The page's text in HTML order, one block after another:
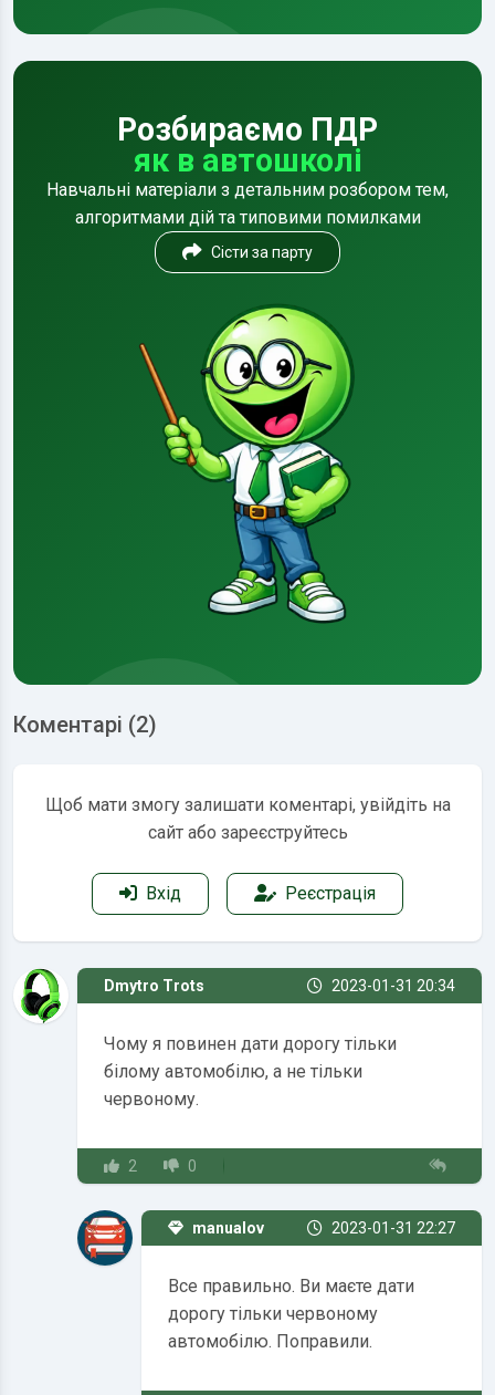
Розбираємо ПДР
як в автошколі
Навчальні матеріали з детальним розбором тем,
алгоритмами дій та типовими помилками
Сісти за парту
Коментарі (2)
Щоб мати змогу залишати коментарі, увійдіть на
сайт або зареєструйтесь
Вхід Реєстрація
Dmytro Trots 2023-01-31 20:34
Чому я повинен дати дорогу тільки
білому автомобілю, а не тільки
червоному.
2 0
manualov.net 2023-01-31 22:27
Все правильно. Ви маєте дати
дорогу тільки червоному
автомобілю. Поправили.